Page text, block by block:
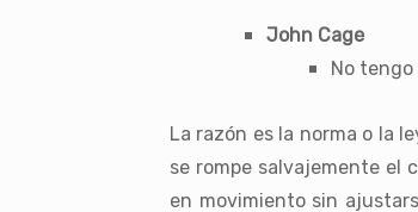
John Cage
No
La razón es la norma o la
se rompe salvajemente el
en movimiento sin